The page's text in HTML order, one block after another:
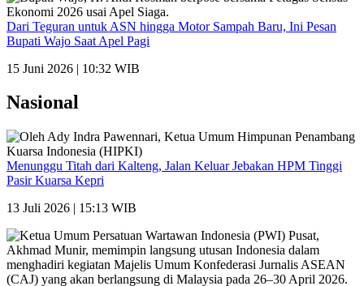
Dari Teguran untuk ASN hingga Motor Sampah Baru, Ini Pesan
Bupati Wajo Saat Apel Pagi
15 Juni 2026 | 10:32 WIB
Nasional
Menunggu Titah dari Kalteng, Jalan Keluar Jebakan HPM Tinggi
Pasir Kuarsa Kepri
13 Juli 2026 | 15:13 WIB